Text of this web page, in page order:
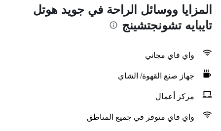
المزايا ووسائل الراحة في جويد هوتل
تايبايه تشونجتشينج
واي فاي مجاني
جهاز صنع القهوة/ الشاي
مركز أعمال
واي فاي متوفر في جميع المناطق